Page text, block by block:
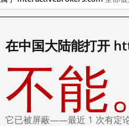
在中国大陆能打开
不能。
它已被屏蔽——最近 1 次有定